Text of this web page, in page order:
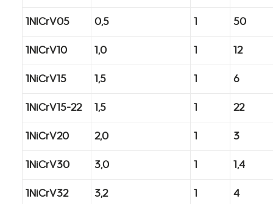
1NICrV05 0,5 1 50
1NICrV10 1,0 1 12
1NiCrV15 1,5 1 6
1NiCrV15-22 1,5 1 22
1NiCrV20 2,0 1 3
1NiCrV30 3,0 1 1,4
1NiCrV32 3,2 1 4